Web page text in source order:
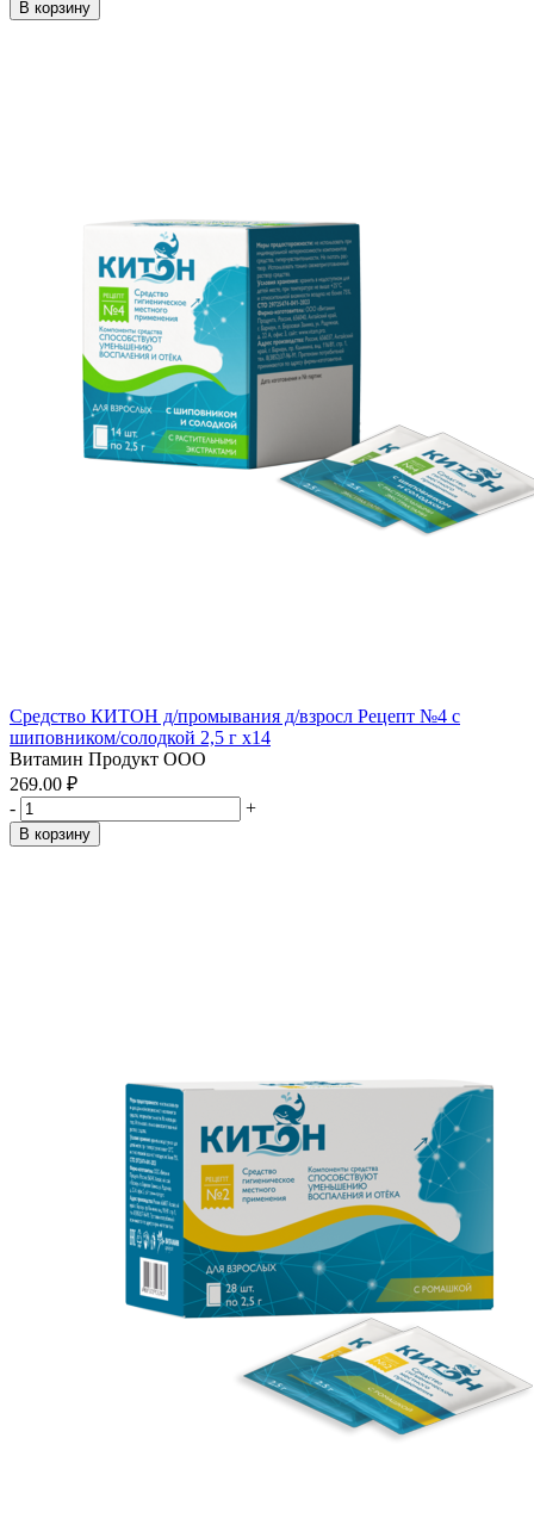
В корзину
Средство КИТОН д/промывания д/взросл Рецепт №4 с
шиповником/солодкой 2,5 г x14
Витамин Продукт ООО
269.00 ₽
-
+
В корзину